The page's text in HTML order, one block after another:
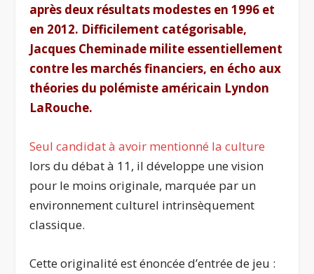
après deux résultats modestes en 1996 et
en 2012. Difficilement catégorisable,
Jacques Cheminade milite essentiellement
contre les marchés financiers, en écho aux
théories du polémiste américain Lyndon
LaRouche.
Seul candidat à avoir mentionné la culture
lors du débat à 11, il développe une vision
pour le moins originale, marquée par un
environnement culturel intrinsèquement
classique.
Cette originalité est énoncée d’entrée de jeu :